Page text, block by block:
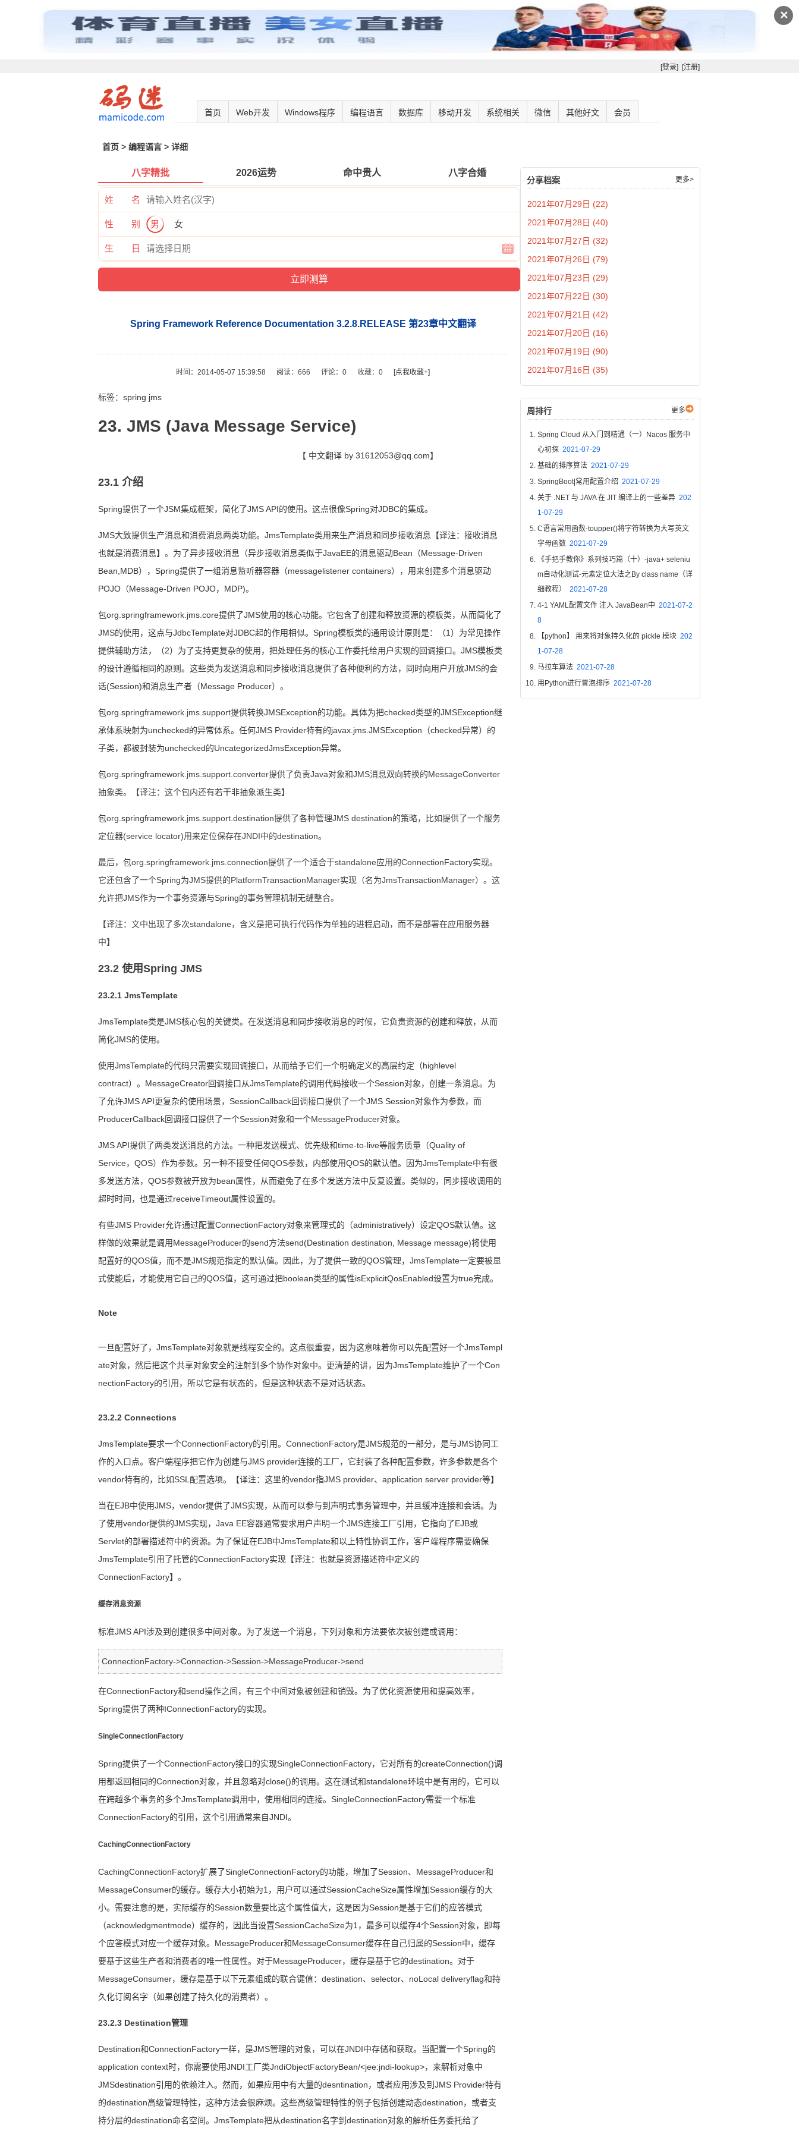
✕
[登录] [注册]
首页 Web开发 Windows程序 编程语言 数据库 移动开发 系统相关 微信 其他好文 会员
首页 > 编程语言 > 详细
八字精批 2026运势 命中贵人 八字合婚
姓 名
性 别 男 女
生 日
Spring Framework Reference Documentation 3.2.8.RELEASE 第23章中文翻译
时间：2014-05-07 15:39:58 阅读：666 评论：0 收藏：0 [点我收藏+]
标签： spring jms
23. JMS (Java Message Service)
【中文翻译 by 31612053@qq.com】
23.1 介绍
Spring提供了一个JSM集成框架，简化了JMS API的使用。这点很像Spring对JDBC的集成。
JMS大致提供生产消息和消费消息两类功能。 JmsTemplate类用来生产消息和同步接收消息 【译注：接收消息
也就是消费消息】 。为了异步接收消息（异步接收消息类似于JavaEE的消息驱动Bean （Message-Driven
Bean,MDB）， Spring提供了一组消息监听器容器（messagelistener containers），用来创建多个消息驱动
POJO（Message-Driven POJO， MDP)。
包org.springframework.jms.core提供了JMS使用的核心功能。它包含了创建和释放资源的模板类，从而简化了
JMS的使用，这点与JdbcTemplate对JDBC起的作用相似。 Spring模板类的通用设计原则是：（1 ）为常见操作
提供辅助方法，（2）为了支持更复杂的使用，把处理任务的核心工作委托给用户实现的回调接口。 JMS模板类
的设计遵循相同的原则。这些类为发送消息和同步接收消息提供了各种便利的方法，同时向用户开放JMS的会
话(Session)和消息生产者（Message Producer）。
包org.springframework.jms.support提供转换JMSException的功能。具体为把checked类型的JMSException继
承体系映射为unchecked的异常体系。任何JMS Provider特有的javax.jms.JMSException （checked异常）的
子类，都被封装为unchecked的UncategorizedJmsException异常。
包org. springframework.jms.support.converter提供了负责Java对象和JMS消息双向转换的MessageConverter
抽象类。【译注：这个包内还有若干非抽象派生类】
包org. springframework.jms.support.destination提供了各种管理JMS destination的策略，比如提供了一个服务
定位器(service locator)用来定位保存在JNDI中的destination。
最后，包org.springframework.jms.connection提供了一个适合于standalone应用的ConnectionFactory实现。
它还包含了一个Spring为JMS提供的PlatformTransactionManager实现（名为JmsTransactionManager）。这
允许把JMS作为一个事务资源与Spring的事务管理机制无缝整合。
【译注：文中出现了多次standalone，含义是把可执行代码作为单独的进程启动，而不是部署在应用服务器
中】
23.2 使用Spring JMS
23.2.1 JmsTemplate
JmsTemplate类是JMS核心包的关键类。在发送消息和同步接收消息的时候，它负责资源的创建和释放，从而
简化JMS的使用。
使用JmsTemplate的代码只需要实现回调接口，从而给予它们一个明确定义的高层约定（highlevel
contract）。 MessageCreator回调接口从JmsTemplate的调用代码接收一个Session对象，创建一条消息。为
了允许JMS API更复杂的使用场景， SessionCallback回调接口提供了一个JMS Session对象作为参数，而
ProducerCallback回调接口提供了一个Session对象和一个MessageProducer对象。
JMS API提供了两类发送消息的方法。一种把发送模式、优先级和time-to-live等服务质量（Quality of
Service， QOS）作为参数。另一种不接受任何QOS参数，内部使用QOS的默认值。因为JmsTemplate中有很
多发送方法， QOS参数被开放为bean属性，从而避免了在多个发送方法中反复设置。类似的，同步接收调用的
超时时间，也是通过receiveTimeout属性设置的。
有些JMS Provider允许通过配置ConnectionFactory对象来管理式的（administratively）设定QOS默认值。这
样做的效果就是调用MessageProducer的send方法send(Destination destination, Message message)将使用
配置好的QOS值，而不是JMS规范指定的默认值。因此，为了提供一致的QOS管理， JmsTemplate一定要被显
式使能后，才能使用它自己的QOS值，这可通过把boolean类型的属性isExplicitQosEnabled设置为true完成。
Note
一旦配置好了， JmsTemplate对象就是线程安全的。这点很重要，因为这意味着你可以先配置好一个JmsTempl
ate对象，然后把这个共享对象安全的注射到多个协作对象中。更清楚的讲，因为JmsTemplate维护了一个Con
nectionFactory的引用，所以它是有状态的，但是这种状态不是对话状态。
23.2.2 Connections
JmsTemplate要求一个ConnectionFactory的引用。 ConnectionFactory是JMS规范的一部分，是与JMS协同工
作的入口点。客户端程序把它作为创建与JMS provider连接的工厂，它封装了各种配置参数，许多参数是各个
vendor特有的，比如SSL 配置选项。 【译注：这里的vendor指JMS provider、 application server provider等】
当在EJB中使用JMS， vendor提供了JMS实现，从而可以参与到声明式事务管理中，并且缓冲连接和会话。为
了使用vendor提供的JMS实现， Java EE容器通常要求用户声明一个JMS连接工厂引用，它指向了EJB或
Servlet的部署描述符中的资源。为了保证在EJB中JmsTemplate和以上特性协调工作，客户端程序需要确保
JmsTemplate引用了托管的ConnectionFactory实现【译注：也就是资源描述符中定义的
ConnectionFactory】 。
缓存消息资源
标准JMS API涉及到创建很多中间对象。为了发送一个消息，下列对象和方法要依次被创建或调用：
ConnectionFactory->Connection->Session->MessageProducer->send
在ConnectionFactory和send操作之间，有三个中间对象被创建和销毁。为了优化资源使用和提高效率，
Spring提供了两种IConnectionFactory的实现。
SingleConnectionFactory
Spring提供了一个ConnectionFactory接口的实现SingleConnectionFactory，它对所有的createConnection()调
用都返回相同的Connection对象，并且忽略对close()的调用。这在测试和standalone环境中是有用的，它可以
在跨越多个事务的多个JmsTemplate调用中，使用相同的连接。 SingleConnectionFactory需要一个标准
ConnectionFactory的引用，这个引用通常来自JNDI。
CachingConnectionFactory
CachingConnectionFactory扩展了SingleConnectionFactory的功能，增加了Session、 MessageProducer和
MessageConsumer的缓存。缓存大小初始为1 ，用户可以通过SessionCacheSize属性增加Session缓存的大
小。需要注意的是，实际缓存的Session数量要比这个属性值大，这是因为Session是基于它们的应答模式
（acknowledgmentmode）缓存的，因此当设置SessionCacheSize为1 ，最多可以缓存4个Session对象，即每
个应答模式对应一个缓存对象。 MessageProducer和MessageConsumer缓存在自己归属的Session中，缓存
要基于这些生产者和消费者的唯一性属性。对于MessageProducer，缓存是基于它的destination。对于
MessageConsumer，缓存是基于以下元素组成的联合键值： destination、 selector、 noLocal deliveryflag和持
久化订阅名字（如果创建了持久化的消费者）。
23.2.3 Destination管理
Destination和ConnectionFactory一样，是JMS管理的对象，可以在JNDI中存储和获取。当配置一个Spring的
application context时，你需要使用JNDI工厂类JndiObjectFactoryBean/<jee:jndi-lookup>，来解析对象中
JMSdestination引用的依赖注入。然而，如果应用中有大量的desntination，或者应用涉及到JMS Provider特有
的destination高级管理特性，这种方法会很麻烦。这些高级管理特性的例子包括创建动态destination，或者支
持分层的destination命名空间。 JmsTemplate把从destination名字到destination对象的解析任务委托给了
分享档案 更多>
2021年07月29日 (22)
2021年07月28日 (40)
2021年07月27日 (32)
2021年07月26日 (79)
2021年07月23日 (29)
2021年07月22日 (30)
2021年07月21日 (42)
2021年07月20日 (16)
2021年07月19日 (90)
2021年07月16日 (35)
周排行 更多
Spring Cloud 从入门到精通（一）Nacos 服务中
心初探 2021-07-29
基础的排序算法 2021-07-29
SpringBoot|常用配置介绍 2021-07-29
关于 .NET 与 JAVA 在 JIT 编译上的一些差异 202
1-07-29
C语言常用函数-toupper()将字符转换为大写英文
字母函数 2021-07-29
《手把手教你》系列技巧篇（十）-java+ seleniu
m自动化测试-元素定位大法之By class name（详
细教程） 2021-07-28
4-1 YAML配置文件 注入 JavaBean中 2021-07-2
8
【python】 用来将对象持久化的 pickle 模块 202
1-07-28
马拉车算法 2021-07-28
用Python进行冒泡排序 2021-07-28